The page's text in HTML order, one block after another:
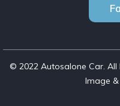
© 2022 Autosalone Car. All
Image